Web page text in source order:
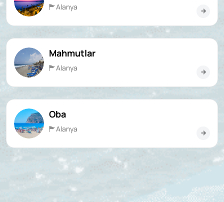
Alanya
Mahmutlar
Alanya
Oba
Alanya